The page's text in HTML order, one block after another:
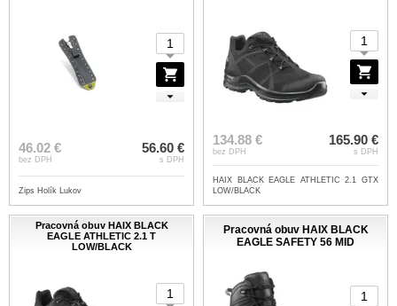
46.02 €
bez DPH
56.60 €
s DPH
Zips Holík Lukov
134.88 €
bez DPH
165.90 €
s DPH
HAIX BLACK EAGLE ATHLETIC 2.1 GTX
LOW/BLACK
Pracovná obuv HAIX BLACK
EAGLE ATHLETIC 2.1 T
LOW/BLACK
Pracovná obuv HAIX BLACK
EAGLE SAFETY 56 MID